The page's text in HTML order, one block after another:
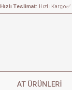
Hızlı Teslimat:Hızlı Kargo✅
AT ÜRÜNLERİ